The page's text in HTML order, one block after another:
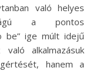
való helyes
a pontos
be” ige múlt idejű
alkalmazásuk
hanem a